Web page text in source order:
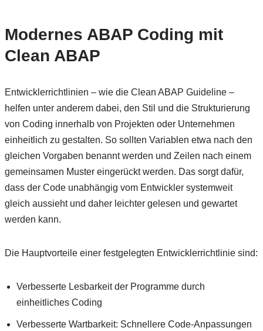
Modernes ABAP Coding mit
Clean ABAP
Entwicklerrichtlinien – wie die Clean ABAP Guideline –
helfen unter anderem dabei, den Stil und die Strukturierung
von Coding innerhalb von Projekten oder Unternehmen
einheitlich zu gestalten. So sollten Variablen etwa nach den
gleichen Vorgaben benannt werden und Zeilen nach einem
gemeinsamen Muster eingerückt werden. Das sorgt dafür,
dass der Code unabhängig vom Entwickler systemweit
gleich aussieht und daher leichter gelesen und gewartet
werden kann.
Die Hauptvorteile einer festgelegten Entwicklerrichtlinie sind:
Verbesserte Lesbarkeit der Programme durch
einheitliches Coding
Verbesserte Wartbarkeit: Schnellere Code-Anpassungen